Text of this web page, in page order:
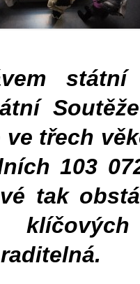
státní
ve třech
103
tak